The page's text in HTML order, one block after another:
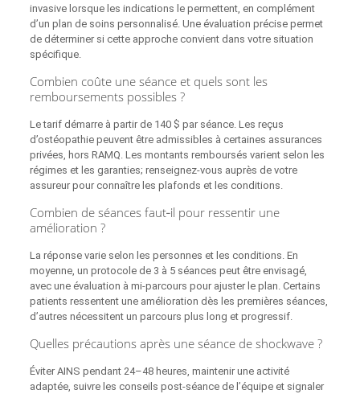
invasive lorsque les indications le permettent, en complément
d’un plan de soins personnalisé. Une évaluation précise permet
de déterminer si cette approche convient dans votre situation
spécifique.
Combien coûte une séance et quels sont les
remboursements possibles ?
Le tarif démarre à partir de 140 $ par séance. Les reçus
d’ostéopathie peuvent être admissibles à certaines assurances
privées, hors RAMQ. Les montants remboursés varient selon les
régimes et les garanties; renseignez-vous auprès de votre
assureur pour connaître les plafonds et les conditions.
Combien de séances faut‑il pour ressentir une
amélioration ?
La réponse varie selon les personnes et les conditions. En
moyenne, un protocole de 3 à 5 séances peut être envisagé,
avec une évaluation à mi-parcours pour ajuster le plan. Certains
patients ressentent une amélioration dès les premières séances,
d’autres nécessitent un parcours plus long et progressif.
Quelles précautions après une séance de shockwave ?
Éviter AINS pendant 24–48 heures, maintenir une activité
adaptée, suivre les conseils post-séance de l’équipe et signaler